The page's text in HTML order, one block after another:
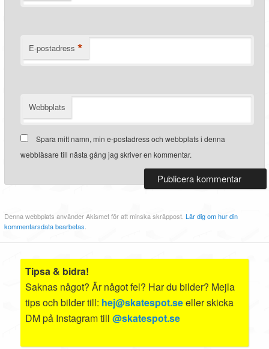
E-postadress *
Webbplats
Spara mitt namn, min e-postadress och webbplats i denna
webbläsare till nästa gång jag skriver en kommentar.
Denna webbplats använder Akismet för att minska skräppost.Lär dig om hur din
kommentarsdata bearbetas.
Tipsa & bidra!
Saknas något? Är något fel? Har du bilder? Mejla
tips och bilder till: hej@skatespot.seeller skicka
DM på Instagram till@skatespot.se